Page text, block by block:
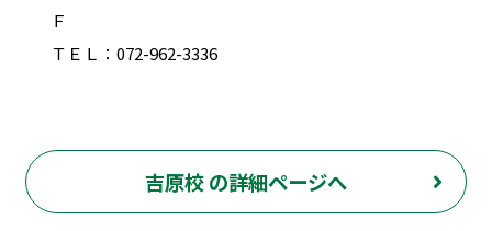
Ｆ
ＴＥＬ：072-962-3336
吉原校 の詳細ページへ